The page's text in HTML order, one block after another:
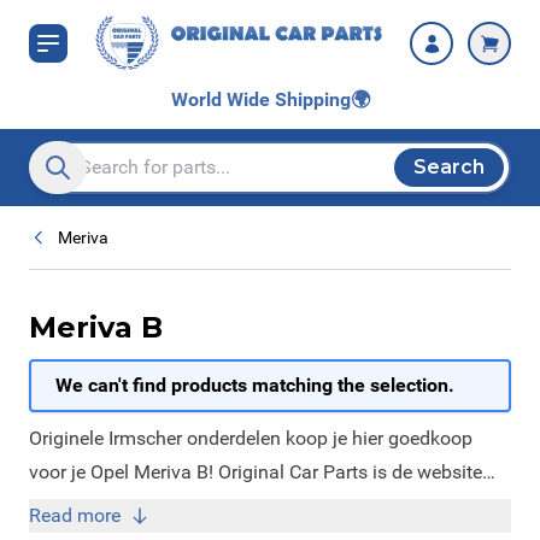
Skip to Content
World Wide Shipping🌍
Search entire store here...
Search
Meriva
Meriva B
We can't find products matching the selection.
Originele Irmscher onderdelen koop je hier goedkoop
voor je Opel Meriva B! Original Car Parts is de website
met alle nieuwe en originele Irmscher onderdelen. Wij
Read more